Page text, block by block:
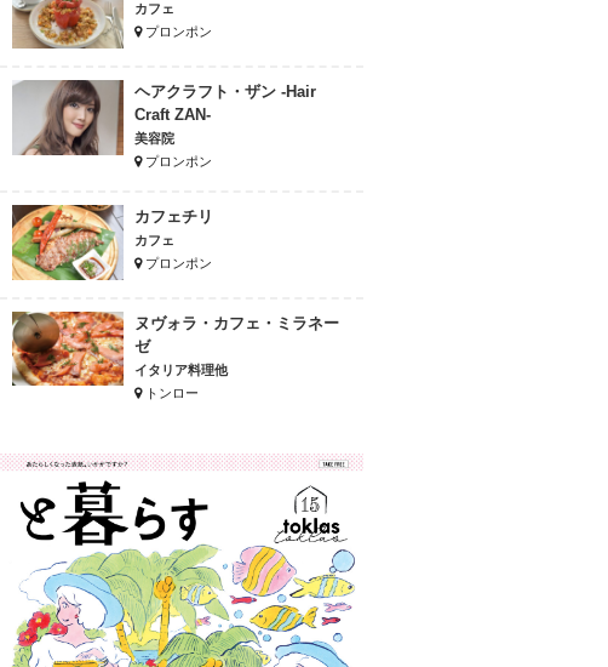
カフェ
プロンポン
ヘアクラフト・ザン -Hair
Craft ZAN-
美容院
プロンポン
カフェチリ
カフェ
プロンポン
ヌヴォラ・カフェ・ミラネー
ゼ
イタリア料理他
トンロー